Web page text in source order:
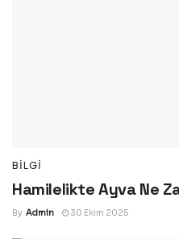
BILGI
Hamilelikte Ayva Ne
By Admin 30 Ekim 2025